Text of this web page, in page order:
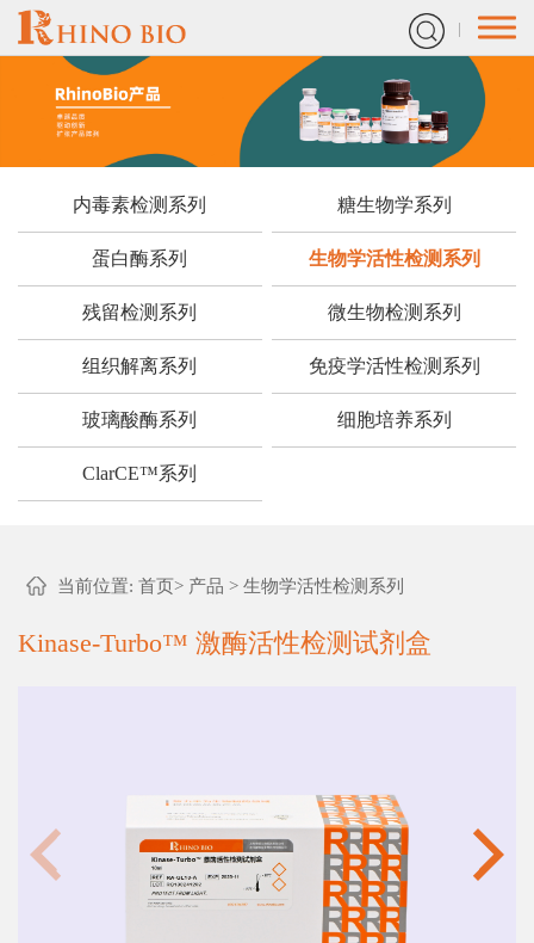
内毒素检测系列 糖生物学系列
蛋白酶系列 生物学活性检测系列
残留检测系列 微生物检测系列
组织解离系列 免疫学活性检测系列
玻璃酸酶系列 细胞培养系列
ClarCE™系列
当前位置: 首页> 产品 > 生物学活性检测系列
Kinase-Turbo™ 激酶活性检测试剂盒